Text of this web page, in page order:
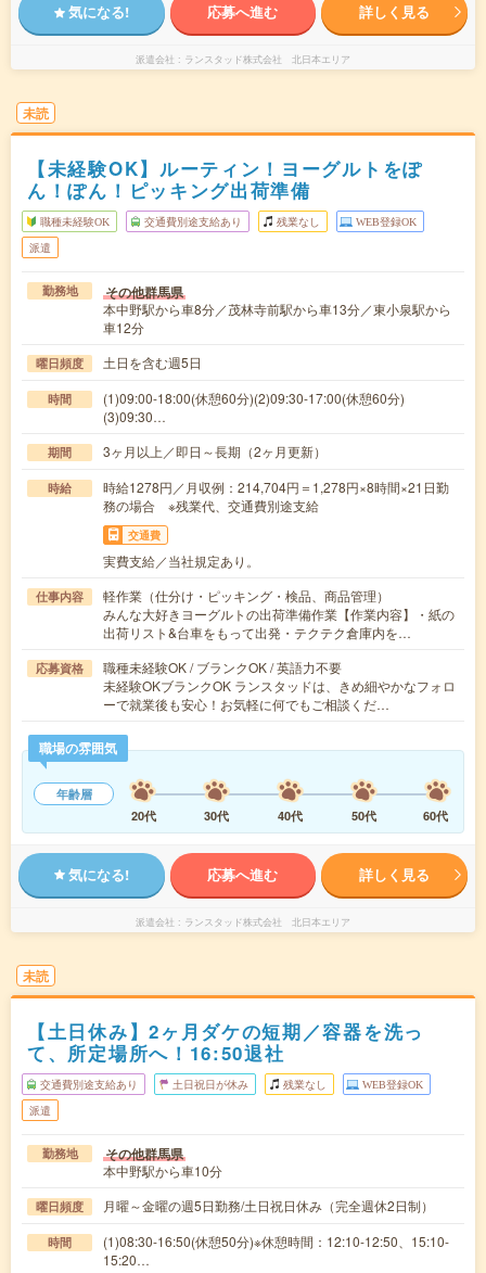
気になる! 応募へ進む 詳しく見る
派遣会社 ランスタッド株式会社 北日本エリア
未読
【未経験OK】ルーティン！ヨーグルトをぽ
ん！ぽん！ピッキング出荷準備
職種未経験OK 交通費別途支給あり 残業なし WEB登録OK
派遣
勤務地 その他群馬県
本中野駅から車8分／茂林寺前駅から車13分／東小泉駅から
車12分
曜日頻度 土日を含む週5日
時間
(1)09:00-18:00(休憩60分)(2)09:30-17:00(休憩60分)
(3)09:30…
期間 3ヶ月以上／即日～長期（2ヶ月更新）
時給
時給1278円／月収例：214,704円＝1,278円×8時間×21日勤
務の場合 ※残業代、交通費別途支給
交通費
実費支給／当社規定あり。
仕事内容
軽作業（仕分け・ピッキング・検品、商品管理）
みんな大好きヨーグルトの出荷準備作業【作業内容】・紙の
出荷リスト&台車をもって出発・テクテク倉庫内を…
応募資格
職種未経験OK / ブランクOK / 英語力不要
未経験OKブランクOK ランスタッドは、きめ細やかなフォロ
ーで就業後も安心！お気軽に何でもご相談くだ…
職場の雰囲気
年齢層
20代
30代 40代 50代 60代
気になる! 応募へ進む 詳しく見る
派遣会社 ランスタッド株式会社 北日本エリア
未読
【土日休み】2ヶ月ダケの短期／容器を洗っ
て、所定場所へ！16:50退社
交通費別途支給あり 土日祝日が休み 残業なし WEB登録OK
派遣
勤務地 その他群馬県
本中野駅から車10分
曜日頻度 月曜～金曜の週5日勤務/土日祝日休み（完全週休2日制）
時間
(1)08:30-16:50(休憩50分)※休憩時間：12:10-12:50、15:10-
15:20…